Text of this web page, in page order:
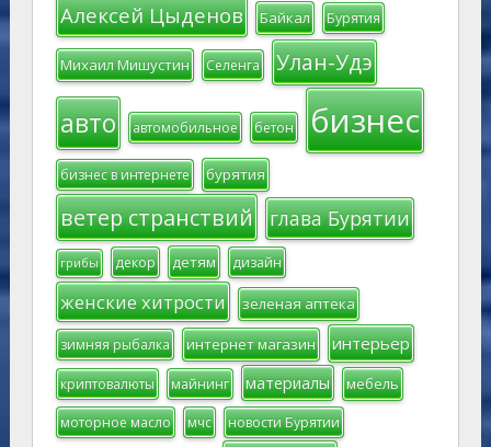
Алексей Цыденов Байкал Бурятия
Михаил Мишустин Селенга Улан-Удэ
авто автомобильное бетон бизнес
бизнес в интернете бурятия
ветер странствий глава Бурятии
грибы декор детям дизайн
женские хитрости зеленая аптека
зимняя рыбалка интернет магазин интерьер
криптовалюты майнинг материалы мебель
моторное масло мчс новости Бурятии